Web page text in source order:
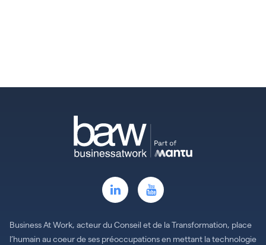
Business At Work, acteur du Conseil et de la Transformation, place
l’humain au coeur de ses préoccupations en mettant la technologie